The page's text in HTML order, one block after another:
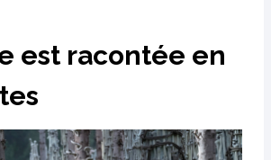
est racontée en